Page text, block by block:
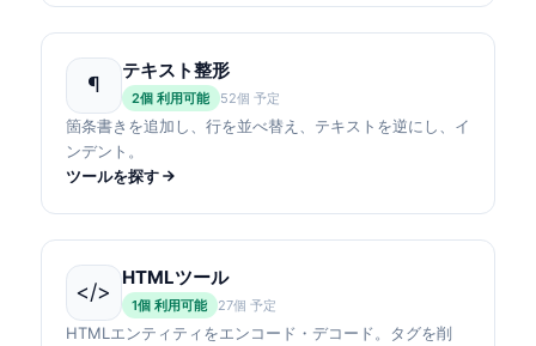
¶
テキスト整形
2個 利用可能 52個 予定
箇条書きを追加し、行を並べ替え、テキストを逆にし、イ
ンデント。
ツールを探す
</>
HTMLツール
1個 利用可能 27個 予定
HTMLエンティティをエンコード・デコード。タグを削